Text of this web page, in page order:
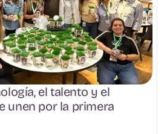
el talento y el
unen por la primera